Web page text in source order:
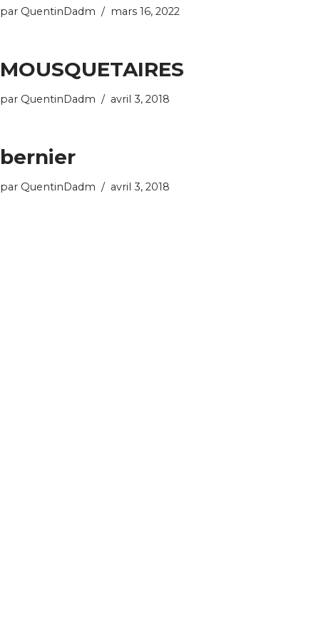
par QuentinDadm mars 16, 2022
MOUSQUETAIRES
par QuentinDadm avril 3, 2018
bernier
par QuentinDadm avril 3, 2018